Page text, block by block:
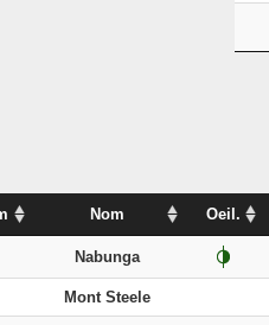
Nom Oeil.
Nabunga
Mont Steele